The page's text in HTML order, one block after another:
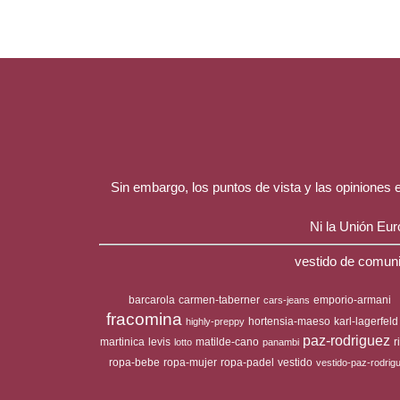
Sin embargo, los puntos de vista y las
Ni la Unión
vestido de
barcarola carmen-taberner cars-jeans emporio-armani
fracomina highly-preppy hortensia-maeso karl-lagerfeld
martinica levis lotto matilde-cano panambi paz-rodriguez
ropa-bebe ropa-mujer ropa-padel vestido vestido-paz-